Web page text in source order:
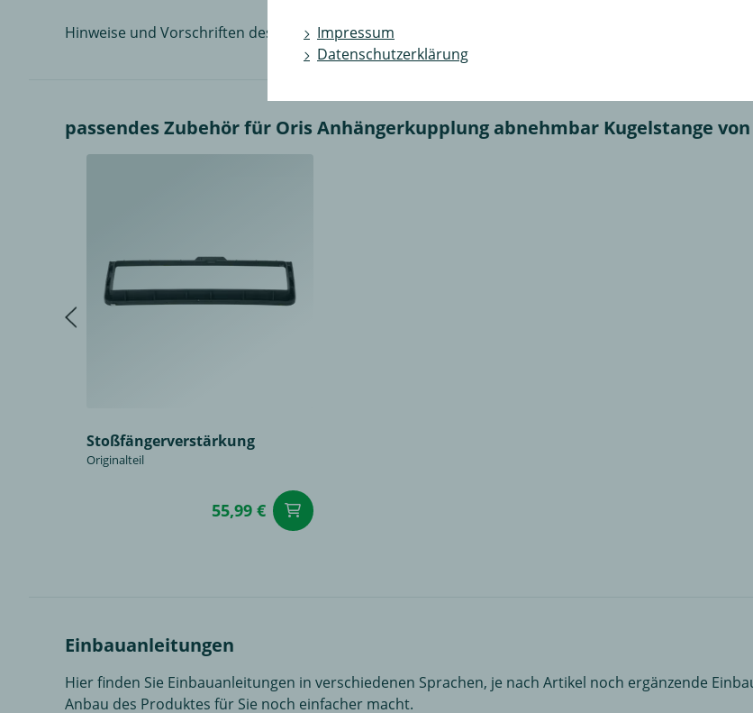
Hinweise und Vorschriften des Herstellers bezüglich der Nachrüstung von Anhängerkupplungen
passendes Zubehör für Oris Anhängerkupplung abnehmbar Kugelstange
Stoßfängerverstärkung
Originalteil
55,99 €
Einbauanleitungen
Hier finden Sie Einbauanleitungen in verschiedenen Sprachen, je nach Artikel noch ergänzende
Anbau des Produktes für Sie noch einfacher macht.
Impressum
Datenschutzerklärung